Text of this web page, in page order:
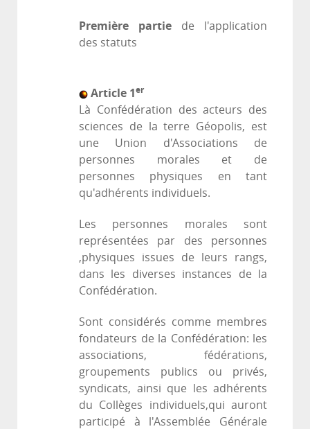
Première partie de l'application
des statuts
Article 1er
Là Confédération des acteurs des
sciences de la terre Géopolis, est
une Union d'Associations de
personnes morales et de
personnes physiques en tant
qu'adhérents individuels.
Les personnes morales sont
représentées par des personnes
,physiques issues de leurs rangs,
dans les diverses instances de la
Confédération.
Sont considérés comme membres
fondateurs de la Confédération: les
associations, fédérations,
groupements publics ou privés,
syndicats, ainsi que les adhérents
du Collèges individuels,qui auront
participé à l'Assemblée Générale